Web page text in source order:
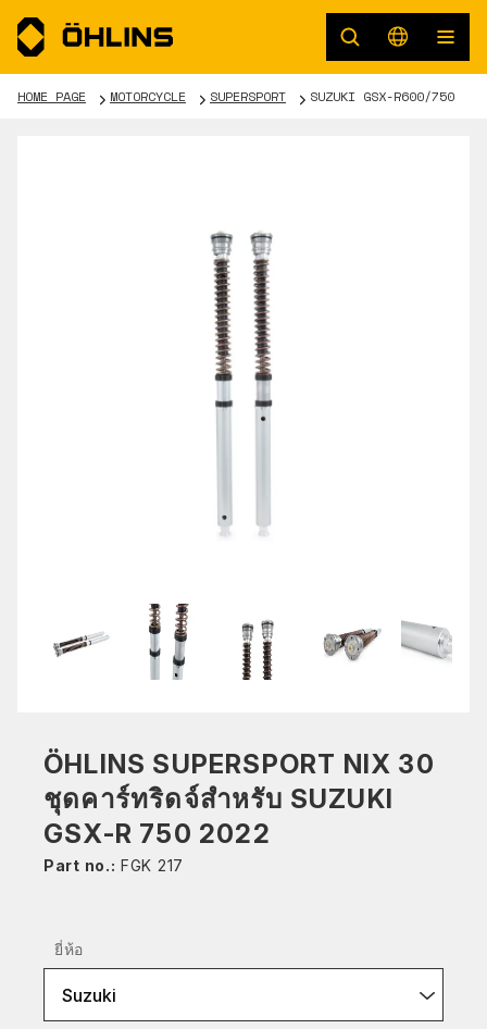
HOME PAGE MOTORCYCLE SUPERSPORT SUZUKI GSX-R600/750
ÖHLINS SUPERSPORT NIX 30
ชุดคาร์ทริดจ์สำหรับ SUZUKI
GSX-R 750 2022
Part no.: FGK 217
ยี่ห้อ
Suzuki